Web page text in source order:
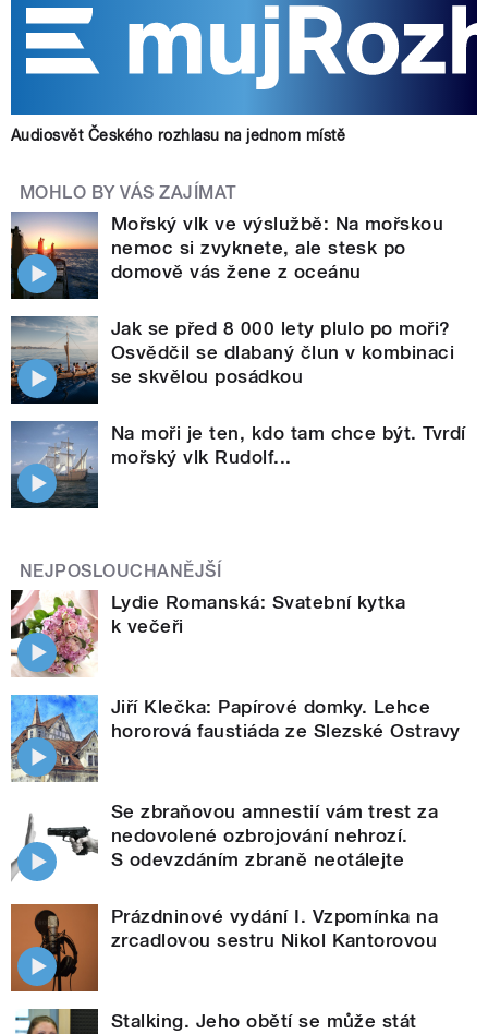
Audiosvět Českého rozhlasu na jednom místě
MOHLO BY VÁS ZAJÍMAT
Mořský vlk ve výslužbě: Na mořskou
nemoc si zvyknete, ale stesk po
domově vás žene z oceánu
Jak se před 8 000 lety plulo po moři?
Osvědčil se dlabaný člun v kombinaci
se skvělou posádkou
Na moři je ten, kdo tam chce být. Tvrdí
mořský vlk Rudolf...
NEJPOSLOUCHANĚJŠÍ
Lydie Romanská: Svatební kytka
k večeři
Jiří Klečka: Papírové domky. Lehce
hororová faustiáda ze Slezské Ostravy
Se zbraňovou amnestií vám trest za
nedovolené ozbrojování nehrozí.
S odevzdáním zbraně neotálejte
Prázdninové vydání I. Vzpomínka na
zrcadlovou sestru Nikol Kantorovou
Stalking. Jeho obětí se může stát